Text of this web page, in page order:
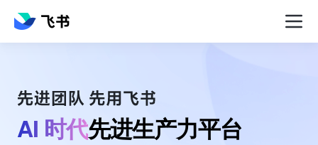
AI 时代先进生产力平台